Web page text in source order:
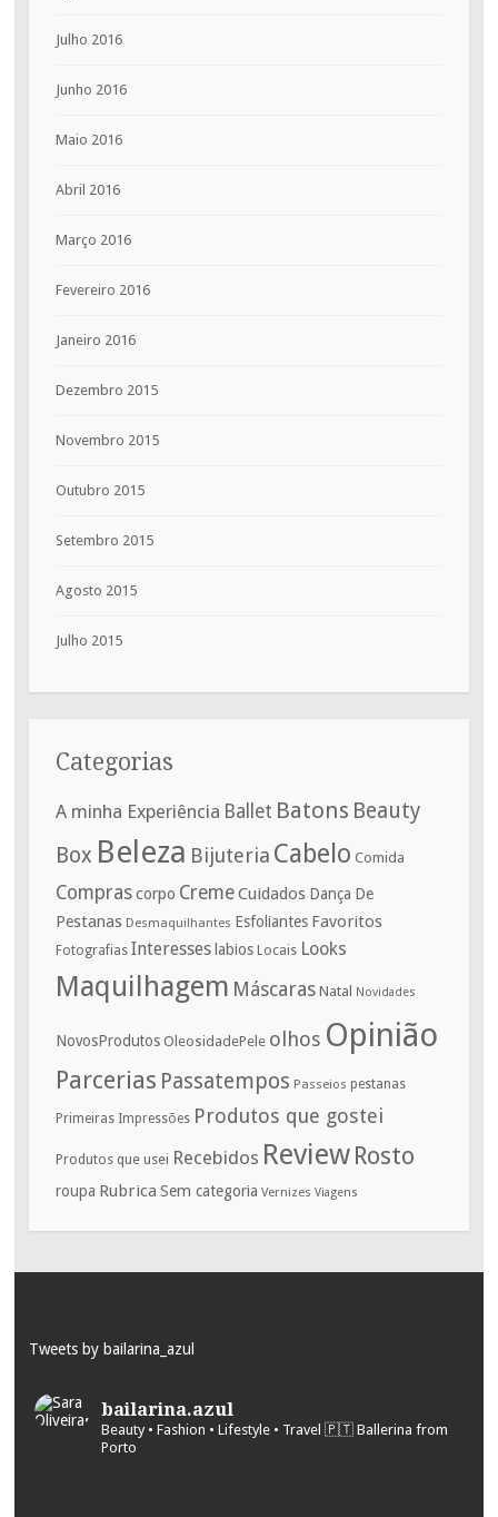
Julho 2016
Junho 2016
Maio 2016
Abril 2016
Março 2016
Fevereiro 2016
Janeiro 2016
Dezembro 2015
Novembro 2015
Outubro 2015
Setembro 2015
Agosto 2015
Julho 2015
Categorias
A minha Experiência Ballet Batons Beauty
Box Beleza Bijuteria Cabelo Comida
Comprascorpo CremeCuidados Dança De
Pestanas Desmaquilhantes Esfoliantes Favoritos
Fotografias Interesses labios Locais Looks
Maquilhagem Máscaras Natal Novidades
NovosProdutos OleosidadePele olhos Opinião
Parcerias Passatempos Passeios pestanas
Primeiras Impressões Produtos que gostei
Produtos que usei Recebidos Review Rosto
roupa Rubrica Sem categoria Vernizes Viagens
Tweets by bailarina_azul
bailarina.azul
Beauty • Fashion • Lifestyle • Travel 🇵🇹 Ballerina from
Porto